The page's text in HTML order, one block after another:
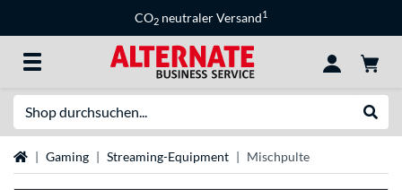
CO2 neutraler Versand1
StartseiteGaming Streaming-Equipment Mischpulte